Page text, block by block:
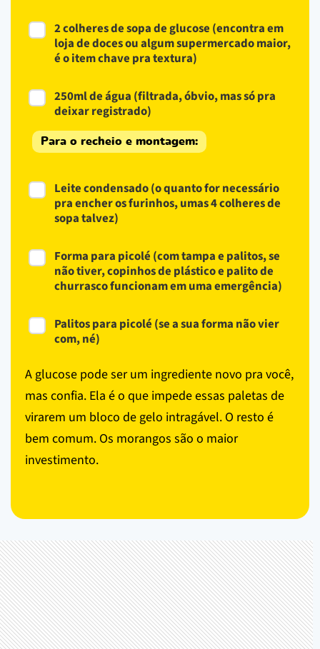
2 colheres de sopa de glucose (encontra em
loja de doces ou algum supermercado maior,
é o item chave pra textura)
250ml de água (filtrada, óbvio, mas só pra
deixar registrado)
Para o recheio e montagem:
Leite condensado (o quanto for necessário
pra encher os furinhos, umas 4 colheres de
sopa talvez)
Forma para picolé (com tampa e palitos, se
não tiver, copinhos de plástico e palito de
churrasco funcionam em uma emergência)
Palitos para picolé (se a sua forma não vier
com, né)
A glucose pode ser um ingrediente novo pra você,
mas confia. Ela é o que impede essas paletas de
virarem um bloco de gelo intragável. O resto é
bem comum. Os morangos são o maior
investimento.